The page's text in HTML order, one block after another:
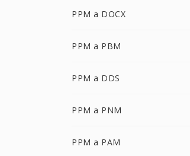
PPM a DOCX
PPM a PBM
PPM a DDS
PPM a PNM
PPM a PAM